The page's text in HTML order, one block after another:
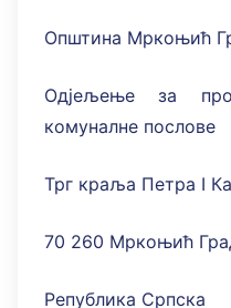
Општина Мркоњић
Одјељење за
комуналне послове
Трг краља Петра I
70 260 Мркоњић
Република Српска